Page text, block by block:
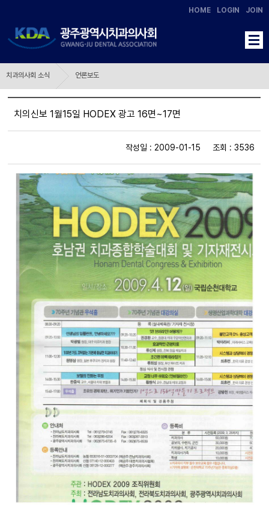
HOME LOGIN JOIN
치과의사회 소식 언론보도
치의신보 1월15일 HODEX 광고 16면~17면
작성일 : 2009-01-15 조회 : 3536